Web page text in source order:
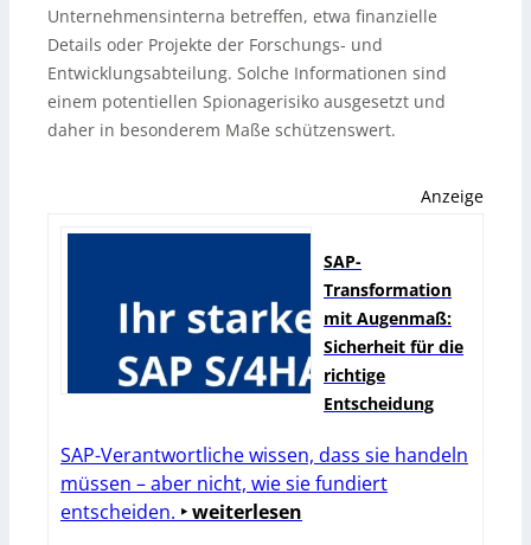
Unternehmensinterna betreffen, etwa finanzielle
Details oder Projekte der Forschungs- und
Entwicklungsabteilung. Solche Informationen sind
einem potentiellen Spionagerisiko ausgesetzt und
daher in besonderem Maße schützenswert.
Anzeige
SAP-
Transformation
mit Augenmaß:
Sicherheit für die
richtige
Entscheidung
SAP-Verantwortliche wissen, dass sie handeln
müssen – aber nicht, wie sie fundiert
entscheiden. ‣ weiterlesen